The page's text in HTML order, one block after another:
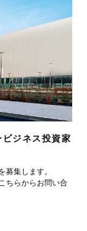
ジネス投資家
募集します。
ちらからお問い合